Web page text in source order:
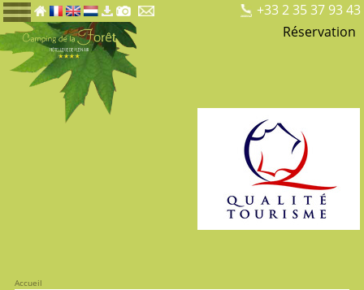
+33 2 35 37 93 43
Réservation
Accueil